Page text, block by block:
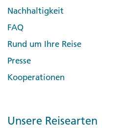
Nachhaltigkeit
FAQ
Rund um Ihre Reise
Presse
Kooperationen
Unsere Reisearten